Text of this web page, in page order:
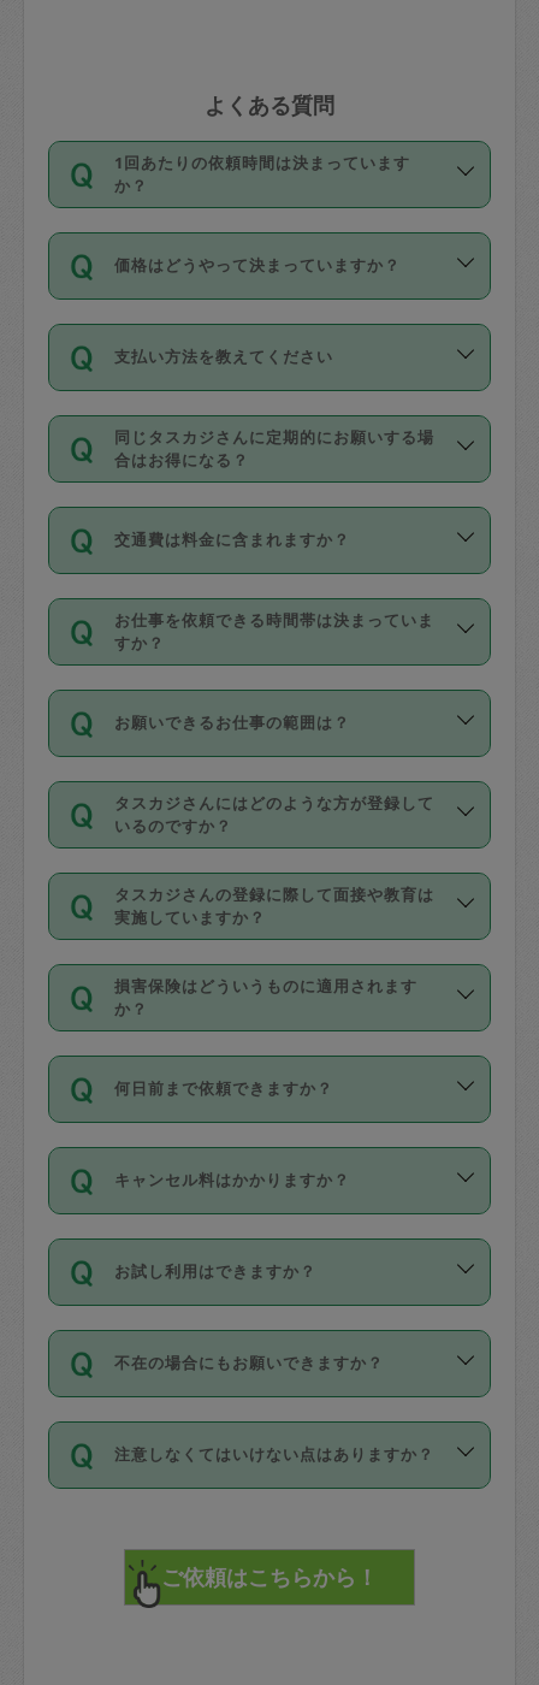
よくある質問
1回あたりの依頼時間は決まっています
か？
依頼1回につき3時間固定です。3時間を
超えて依頼したい場合は、延長機能をご
利用ください。機能をご利用いただくに
の上事前申請することが必要です。な
お、3時間を下回っても、値引き等はござ
いません。
価格はどうやって決まっていますか？
11種類の価格帯の中からタスカジさん自
身が価格を選んで設定しています。
タスカジさんの価格設定には最初は制限
があり、レビュー件数、レビューの平均
値、などで除々に設定可能な最高額が上
がっていく仕組みになっています。
支払い方法を教えてください
お支払方法はクレジットカード（Visa／
Master／JCB／AMERICAN EXPRESS／
Diners Club）のみとなります。
を行う際にご入力ください。プロフィー
ル登録時にはご入力いただかなくても大
丈夫です。
デビットカード・プリペイドカード（Vプ
リカ、au WALLETなど）は支払にはご利
銀行振込や現金払いも対応していませ
なお、タスカジさんの交通費も、依頼料
金のご請求と合わせてお支払いとなりま
動計算で表示されます。
同じタスカジさんに定期的にお願いする場
合はお得になる？
依頼には「スポット」と「定期（毎週｜
隔週）」があり、「定期」の依頼は「ス
ポット」よりお得な料金でご利用できま
す。
定期の最低利用回数は設けていない代わ
りに、一定数を超えたキャンセルは有償
（例：毎週定期の場合は３回以上のキャ
ンセルが有償（1200円、隔週定期の場合
は２回以上のキャンセルが有償（1200
交通費は料金に含まれますか？
交通費は依頼料金とは別途発生し、依頼
料金のご請求と合わせてお支払いとなり
ます。交通費の金額は「依頼の詳細」に
お仕事を依頼できる時間帯は決まっていま
すか？
時間帯は3種類あります。いずれも１回あ
たり３時間です。
・ＡＭ ９時～１２時
・ＰＭ １３時～１６時
・夜 １８時～２１時
開始時間を２時間前後変更することが可
能です。依頼送信後、個別にタスカジさ
んにメッセージを送り調整してくださ
い。ただし、２時間を越えての調整はで
時間も被らない場合、損害保険の対象外
お願いできるお仕事の範囲は？
掃除、整理収納、洗濯、買い物、料理、
作り置きです。タスカジさんによってで
きる仕事の範囲が異なりますので、依頼
する前にタスカジさんのプロフィールで
確認してください。
基本的に、高所での作業や危険作業、屋
外での作業は対象外です。
タスカジさんにはどのような方が登録して
いるのですか？
主婦として長年の家事経験をお持ちの
方、栄養士・調理師といった資格者で保
育園や学校の給食やレストランで料理関
係の専門職に従事されていた方、日本で
すでにハウスキーパーや英語の先生とし
てお仕事をしているフィリピン出身の
社員など様々なバックグラウンドの方が
登録しています。
日本語も話せる方など様々です。
ールに記載していますので、各自の得意
を依頼してください。
タスカジさんの登録に際して面接や教育は
実施していますか？
応募の際に、各自事務局との面接と説明
を行っています。その後、身分証明書の
写真提出をしていただいています。外国
確認しています。タスカジさんトレーニ
ング動画を使ったセルフトレーニングの
現場トライアルを受け、合格したタスカ
ジさんが活動されています。
※テストセンターの講評は１件目のレビュ
参考
【詳細】タスカジさんの登録に際
損害保険はどういうものに適用されます
か？
依頼者とタスカジさんとの間でタスカジ
を通して成立した作業時間内での作業に
適用されます。作業範囲は、掃除、洗
です。作業中に物を壊したり、人にけが
をさせたりした場合が対象で、補償金額
す。
写真を撮り、
詳細FAQ：
損害賠償保険について教えて
何日前まで依頼できますか？
ご依頼は、現在を起点に3日後（72時間
以降）の日時から受付可能となっていま
す。
タスカジさんへ「募集」をかけることが
可能です。
キャンセル料はかかりますか？
キャンセル料には、以下の2種類がありま
す。
1. 直前キャンセル（定期、スポット契約
共通）
72時間を超える※と、以下のキャンセル
料が発生します。
直前キャンセル料：
72時間前〜24時間前＝依頼料金の50%
お試し利用はできますか？
「お試し利用」というメニューはありま
せんが、「一回のみ」依頼を活用するこ
とによって、気に入ったタスカジさんを
まず、条件の合う気になるタスカジさ
みてください。
その後、一番気に入ったタスカジさんに
不在の場合にもお願いできますか？
不在の場合の作業はタスカジさんの同意
が必要です。数回の依頼ののち、タスカ
ジさんと依頼者の間で十分な信頼関係が
てください。
不在時に部屋に入るためにタスカジさん
注意しなくてはいけない点はありますか？
で、必ず鍵のかかるロッカーや金庫に入
れて依頼者の責任の元管理するよう心掛
けてください。